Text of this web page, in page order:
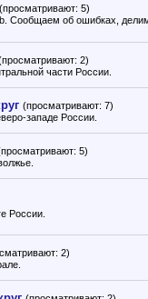
(просматривают: 5)
Сообщаем об ошибках,
2)
части России.
(просматривают: 7)
западе России.
5)
России.
2)